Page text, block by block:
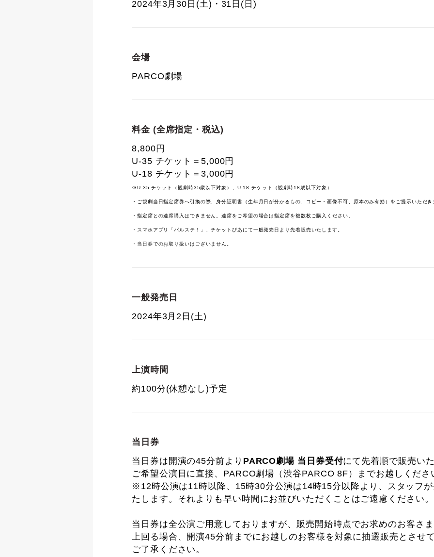
2024年3月30日(土)・31日(日)
会場
PARCO劇場
料金 (全席指定・税込)
8,800円
U-35 チケット＝5,000円
U-18 チケット＝3,000円
※U-35 チケット（観劇時35歳以下対象）、U-18 チケット（観劇時18歳以下対象）
・ご観劇当日指定席券へ引換の際、身分証明書（生年月日が分かるもの、コピー・画像不可、原本のみ有効）をご提示いただき
・指定席との連席購入はできません。連席をご希望の場合は指定席を複数枚ご購入ください。
・スマホアプリ「パルステ！」、チケットぴあにて一般発売日より先着販売いたします。
・当日券でのお取り扱いはございません。
一般発売日
2024年3月2日(土)
上演時間
約100分(休憩なし)予定
当日券
当日券は開演の45分前より PARCO劇場 当日券受付にて先着順で販売い
ご希望公演日に直接、PARCO劇場（渋谷PARCO 8F）までお越しくださ
※12時公演は11時以降、15時30分公演は14時15分以降より、スタッフ
たします。それよりも早い時間にお並びいただくことはご遠慮ください。
当日券は全公演ご用意しておりますが、販売開始時点でお求めのお客さ
上回る場合、開演45分前までにお越しのお客様を対象に抽選販売とさせ
ご了承ください。